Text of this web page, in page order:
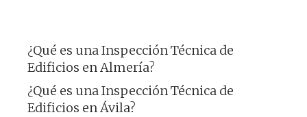
¿Qué es una Inspección Técnica de
Edificios en Almería?
¿Qué es una Inspección Técnica de
Edificios en Ávila?